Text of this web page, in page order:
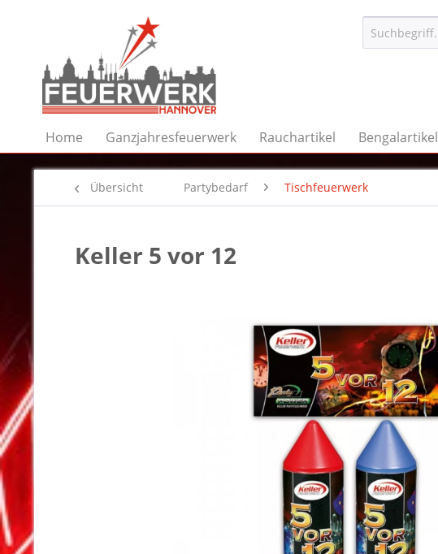
Home Ganzjahresfeuerwerk Rauchartikel Bengalartikel
Übersicht Partybedarf Tischfeuerwerk
Keller 5 vor 12